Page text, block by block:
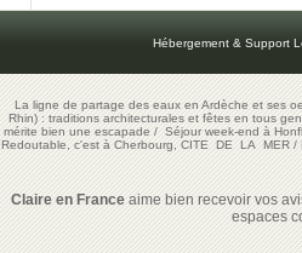
Hébergement & Support
La ligne de partage des eaux en Ardèche et ses
Rhin) : traditions architecturales et fêtes en tous
mérite bien une escapade/Séjour week-end à
Redoutable, c'est à Cherbourg, CITE DE LA MER/
Claire en Franceaime bien recevoir vos
espaces